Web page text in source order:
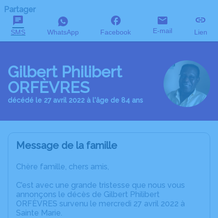
Partager
SMS WhatsApp Facebook E-mail Lien
Gilbert Philibert
ORFÈVRES
décédé le 27 avril 2022 à l'âge de 84 ans
Message de la famille
Chère famille, chers amis,
C’est avec une grande tristesse que nous vous
annonçons le décès de Gilbert Philibert
ORFÈVRES survenu le mercredi 27 avril 2022 à
Sainte Marie.